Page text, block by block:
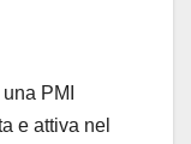
PMI
e attiva nel